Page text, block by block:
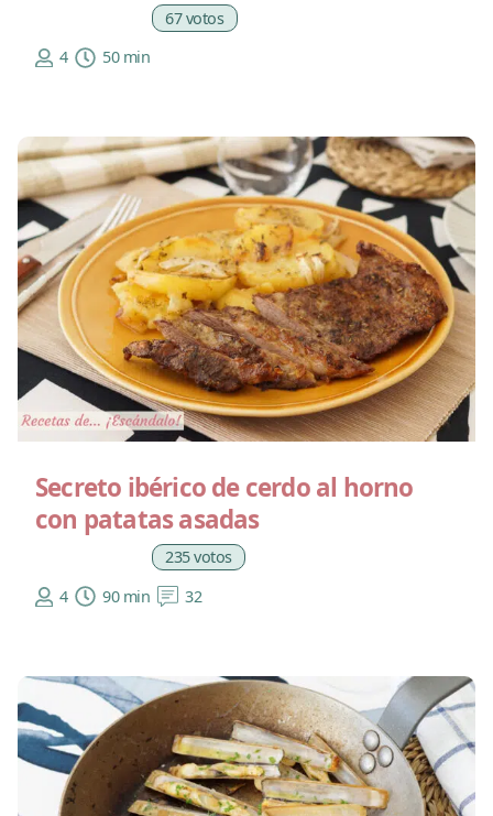
67 votos
4
50 min
Secreto ibérico de cerdo al horno
con patatas asadas
235 votos
4
90 min 32